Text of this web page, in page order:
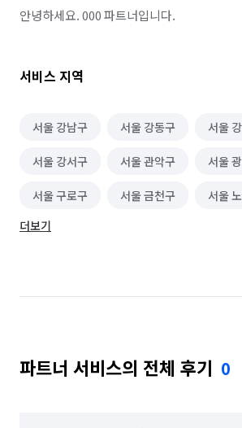
안녕하세요. 000 파트너입니다.
서비스 지역
서울 강남구 서울 강동구 서울
서울 강서구 서울 관악구 서울
서울 구로구 서울 금천구 서울
서울 도봉구
서울 성동구 서울 성북구 서울
서울 은평구 서울 종로구 서울 중
더보기
파트너 서비스의 전체 후기 0